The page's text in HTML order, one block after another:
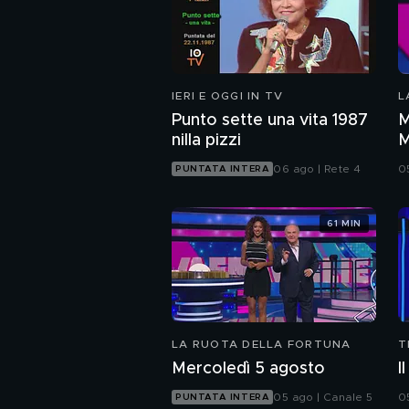
IERI E OGGI IN TV
Punto sette una vita 1987
nilla pizzi
PUNTATA INTERA 06 ago | Rete 4
LA RUOTA DELLA FORTUNA
Mercoledì 5 agosto
PUNTATA INTERA 05 ago | Canale 5
61 MIN